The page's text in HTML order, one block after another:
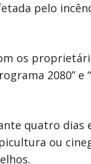
pelo
os
2080” e
quatro dias
ou